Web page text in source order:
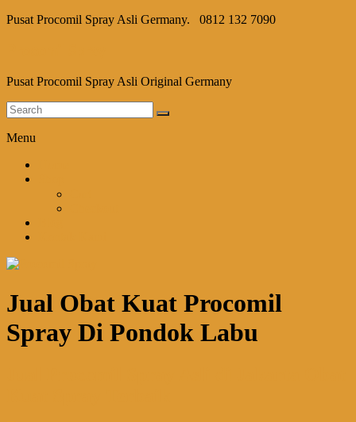
Pusat Procomil Spray Asli Germany. 0812 132 7090
Pusat Procomil Spray Asli Original Germany
Menu
Jual Obat Kuat Procomil
Spray Di Pondok Labu